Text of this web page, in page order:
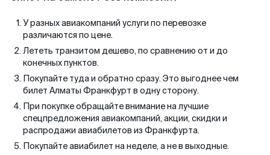
У разных авиакомпаний услуги по перевозке
различаются по цене.
Лететь транзитом дешево, по сравнению от и до
конечных пунктов.
Покупайте туда и обратно сразу. Это выгоднее чем
билет Алматы Франкфурт в одну сторону.
При покупке обращайте внимание на лучшие
спецпредложения авиакомпаний, акции, скидки и
распродажи авиабилетов из Франкфурта.
Покупайте авиабилет на неделе, а не в выходные.